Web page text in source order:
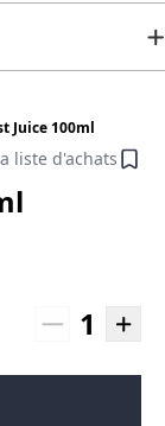
Juice 100ml
liste d'achats
1